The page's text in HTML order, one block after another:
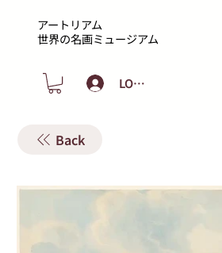
アートリアム
​世界の名画ミュージアム
LOGIN
Back